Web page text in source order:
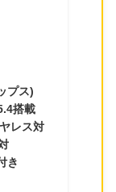
プス)
搭載
レス対
き